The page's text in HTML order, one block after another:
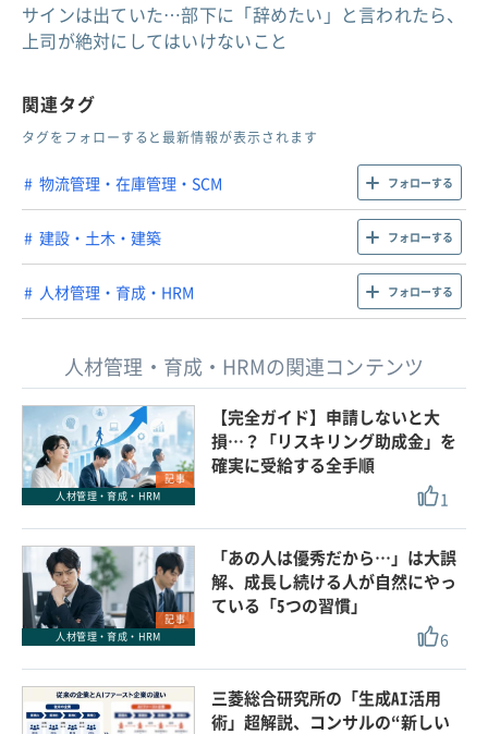
サインは出ていた…部下に「辞めたい」と言われたら、
上司が絶対にしてはいけないこと
関連タグ
タグをフォローすると最新情報が表示されます
物流管理・在庫管理・SCM フォローする
建設・土木・建築 フォローする
人材管理・育成・HRM フォローする
人材管理・育成・HRMの関連コンテンツ
記事
人材管理・育成・HRM
【完全ガイド】申請しないと大
損…？「リスキリング助成金」を
確実に受給する全手順
1
記事
人材管理・育成・HRM
「あの人は優秀だから…」は大誤
解、成長し続ける人が自然にやっ
ている「5つの習慣」
6
三菱総合研究所の「生成AI活用
術」超解説、コンサルの“新しい